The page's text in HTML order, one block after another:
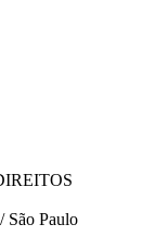
São Paulo